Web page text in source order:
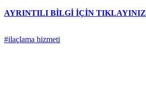
AYRINTILI BİLGİ İÇİN TIKLAYINIZ
#ilaçlama hizmeti